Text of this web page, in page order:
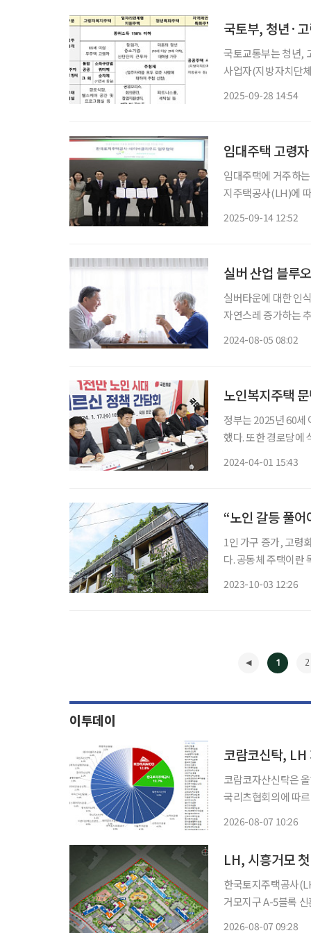
국토부, 청년·
국토교통부는 청년,
사업자(지방자치단
2025-09-28 14:54
임대주택 고령
임대주택에 거주하는 1
지주택공사(LH)에
2025-09-14 12:52
실버 산업 블루
실버타운에 대한 인
자연스레 증가하는
2024-08-05 08:02
노인복지주택
정부는 2025년 60세
했다. 또한 경로당에
2024-04-01 15:43
“노인 갈등 풀
1인 가구 증가, 고령
다. 공동체 주택이란
2023-10-03 12:26
1 2
이투데이
코람코신탁,
코람코자산신탁은
국리츠협회의에 따
2026-08-07 10:26
LH, 시흥거모
한국토지주택공사(LH)
거모지구 A-5블록
2026-08-07 09:28